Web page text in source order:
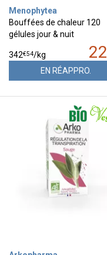
Menophytea
Bouffées de chaleur 120
gélules jour & nuit
22
342€54/kg
EN RÉAPPRO.